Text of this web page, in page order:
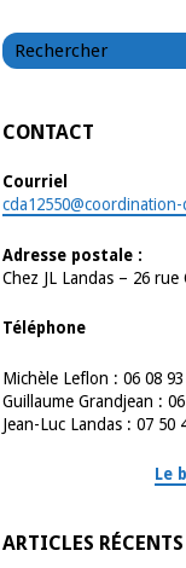
CONTACT
Courriel
Adresse postale :
Chez JL Landas – 26
Téléphone
Michèle Leflon : 06 08 93
Guillaume Grandjean :
Jean-Luc Landas : 07 50
Le
ARTICLES RÉCENTS